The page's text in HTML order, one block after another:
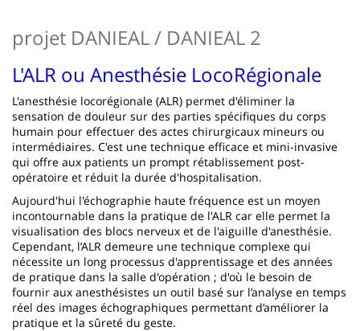
Contenu
de
la
page
principale
projet DANIEAL / DANIEAL 2
L'ALR ou Anesthésie LocoRégionale
L'anesthésie locorégionale (ALR) permet d'éliminer la
sensation de douleur sur des parties spécifiques du corps
humain pour effectuer des actes chirurgicaux mineurs ou
intermédiaires. C'est une technique efficace et mini-invasive
qui offre aux patients un prompt rétablissement post-
opératoire et réduit la durée d'hospitalisation.
Aujourd'hui l'échographie haute fréquence est un moyen
incontournable dans la pratique de l'ALR car elle permet la
visualisation des blocs nerveux et de l'aiguille d'anesthésie.
Cependant, l’ALR demeure une technique complexe qui
nécessite un long processus d'apprentissage et des années
de pratique dans la salle d'opération ; d'où le besoin de
fournir aux anesthésistes un outil basé sur l’analyse en temps
réel des images échographiques permettant d’améliorer la
pratique et la sûreté du geste.